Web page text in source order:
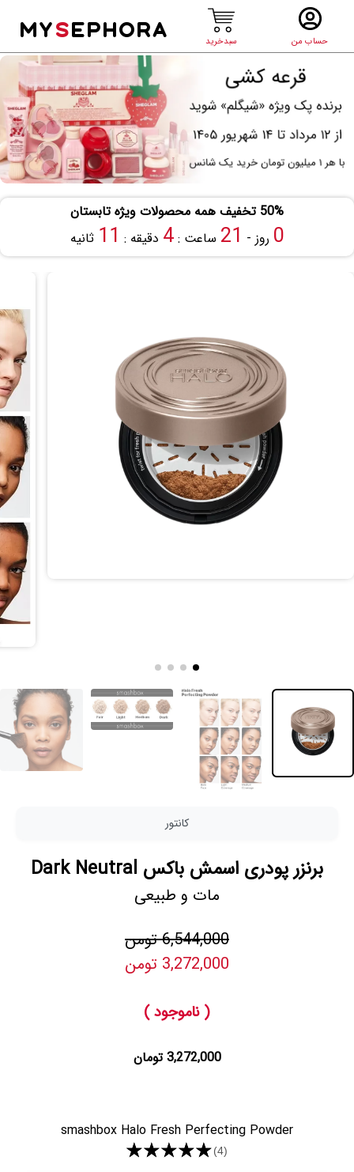
حساب من سبدخرید
MYSEPHORA
50% تخفیف همه محصولات ویژه تابستان
0 روز - 21 ساعت :4 دقیقه : 10 ثانیه
کانتور
برنزر پودری اسمش باکس Dark Neutral
مات و طبیعی
6,544,000 تومن
3,272,000 تومن
( ناموجود )
3,272,000 تومان
smashbox Halo Fresh Perfecting Powder
★★★★★(4)